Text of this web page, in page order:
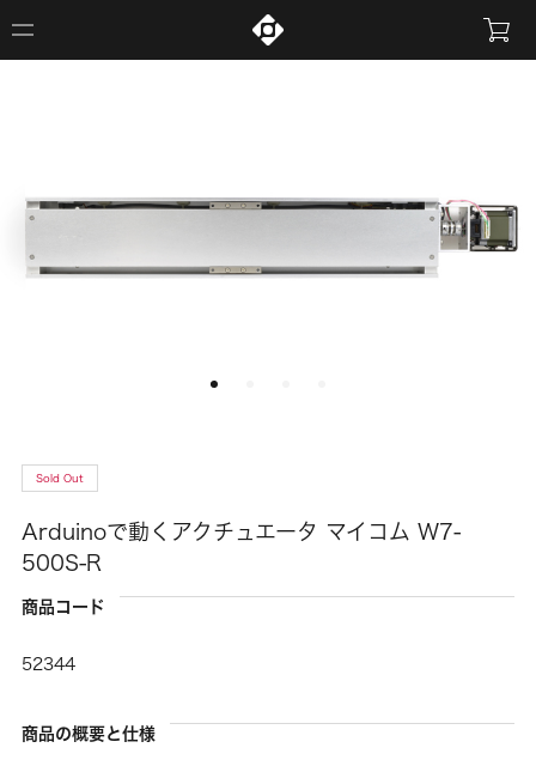
Sold Out
Arduinoで動くアクチュエータ マイコム W7-
500S-R
商品コード
52344
商品の概要と仕様